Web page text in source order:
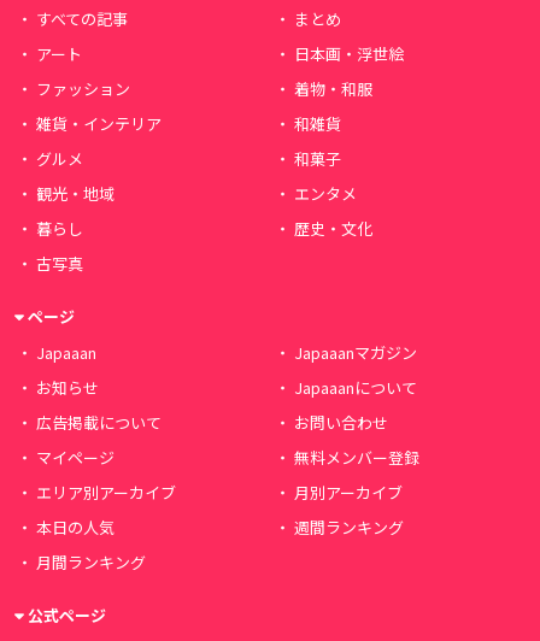
すべての記事
まとめ
アート
日本画・浮世絵
ファッション
着物・和服
雑貨・インテリア
和雑貨
グルメ
和菓子
観光・地域
エンタメ
暮らし
歴史・文化
古写真
ページ
Japaaan
Japaaanマガジン
お知らせ
Japaaanについて
広告掲載について
お問い合わせ
マイページ
無料メンバー登録
エリア別アーカイブ
月別アーカイブ
本日の人気
週間ランキング
月間ランキング
公式ページ